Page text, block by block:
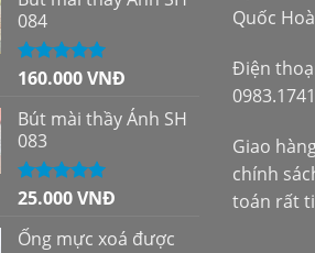
084
Được xếp
sao
160.000VNĐ
Bút mài thầy Ánh SH
083
Được xếp
sao
25.000VNĐ
Ống mực xoá được
Quốc
Điện
Giao
chính
toán rất